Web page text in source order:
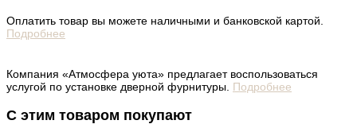
Оплатить товар вы можете наличными и банковской картой.
Подробнее
Компания «Атмосфера уюта» предлагает воспользоваться
услугой по установке дверной фурнитуры. Подробнее
С этим товаром покупают